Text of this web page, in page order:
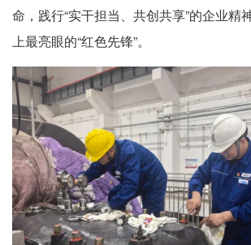
命，践行“实干担当、共创共享”的企业精
上最亮眼的“红色先锋”。